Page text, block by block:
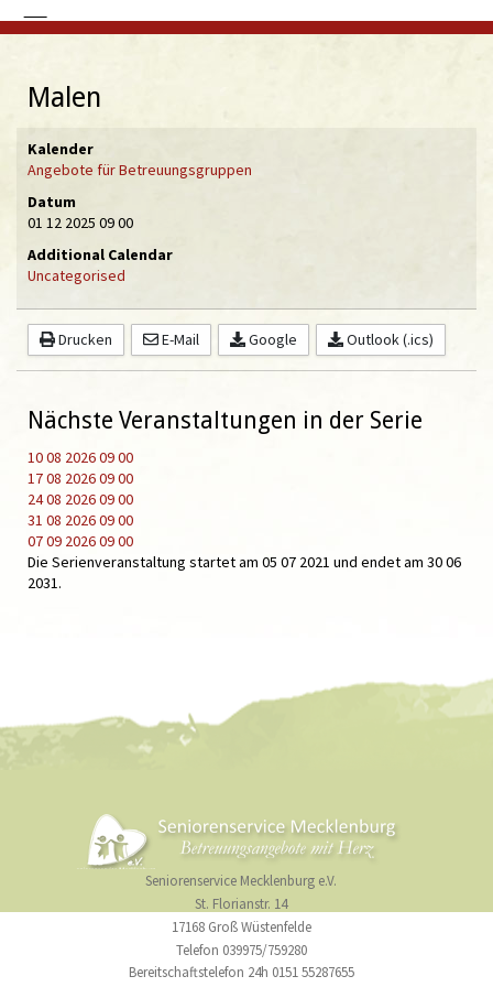
Malen
Kalender
Angebote für Betreuungsgruppen
Datum
01 12 2025 09 00
Additional Calendar
Uncategorised
Drucken E-Mail Google Outlook (.ics)
Nächste Veranstaltungen in der Serie
10 08 202609 00
17 08 202609 00
24 08 202609 00
31 08 202609 00
07 09 202609 00
Die Serienveranstaltung startet am 05 07 2021 und endet am 30 06
2031.
Seniorenservice Mecklenburg e.V.
St. Florianstr. 14
17168 Groß Wüstenfelde
Telefon 039975/759280
Bereitschaftstelefon 24h 0151 55287655